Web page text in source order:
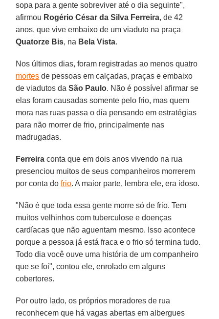
sopa para a gente sobreviver até o dia seguinte",
afirmou Rogério César da Silva Ferreira, de 42
anos, que vive embaixo de um viaduto na praça
Quatorze Bis, na Bela Vista.
Nos últimos dias, foram registradas ao menos quatro
mortes de pessoas em calçadas, praças e embaixo
de viadutos daSão Paulo. Não é possível afirmar se
elas foram causadas somente pelo frio, mas quem
mora nas ruas passa o dia pensando em estratégias
para não morrer de frio, principalmente nas
madrugadas.
Ferreira conta que em dois anos vivendo na rua
presenciou muitos de seus companheiros morrerem
por conta dofrio. A maior parte, lembra ele, era idoso.
"Não é que toda essa gente morre só de frio. Tem
muitos velhinhos com tuberculose e doenças
cardíacas que não aguentam mesmo. Isso acontece
porque a pessoa já está fraca e o frio só termina tudo.
Todo dia você ouve uma história de um companheiro
que se foi", contou ele, enrolado em alguns
cobertores.
Por outro lado, os próprios moradores de rua
reconhecem que há vagas abertas em albergues